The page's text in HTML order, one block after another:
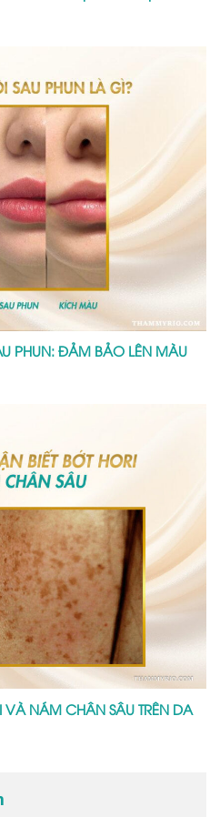
PHUN: ĐẢM BẢO LÊN MÀU
VÀ NÁM CHÂN SÂU TRÊN DA